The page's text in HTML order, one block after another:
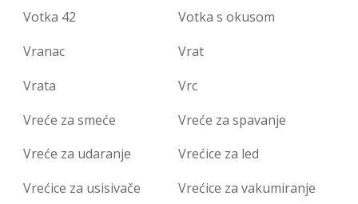
Votka 42
Votka s okusom
Vranac
Vrat
Vrata
Vrc
Vreće za smeće
Vreće za spavanje
Vreće za udaranje
Vrećice za led
Vrećice za usisivače
Vrećice za vakumiranje